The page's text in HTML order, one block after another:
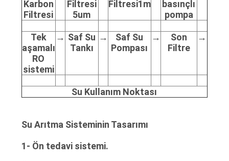
Karbon
Filtresi
Filtresi
5um
Filtresi1m
basınçlı
pompa
Tek
aşamalı
RO
sistemi
→ Saf Su
Tankı
→
Saf Su
Pompası
→
Son
Filtre
→
Su Kullanım Noktası
Su Arıtma Sisteminin Tasarımı
1- Ön tedavi sistemi.